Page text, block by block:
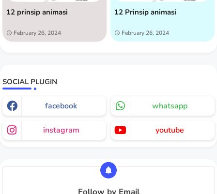
12 prinsip animasi
February 26, 2024
12 Prinsip animasi
February 26, 2024
SOCIAL PLUGIN
facebook whatsapp
instagram youtube